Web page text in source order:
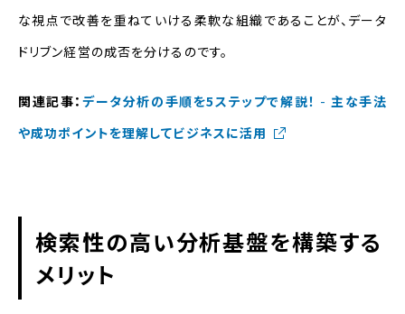
な視点で改善を重ねていける柔軟な組織であることが、データ
ドリブン経営の成否を分けるのです。
関連記事： データ分析の手順を5ステップで解説！ -主な手法
や成功ポイントを理解してビジネスに活用
検索性の高い分析基盤を構築する
メリット